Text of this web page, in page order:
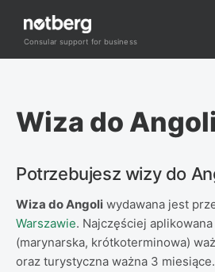
treści
Consular support for business
Wiza do
Potrzebujesz wizy do
Wiza do Angoli wydawana jest
Warszawie. Najczęściej
(marynarska, krótkoterminowa)
oraz turystyczna ważna 3